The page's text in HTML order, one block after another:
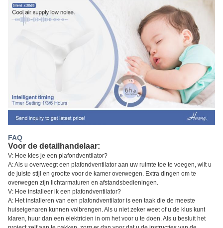
FAQ
Voor de detailhandelaar:
V: Hoe kies je een plafondventilator?
A: Als u overweegt een plafondventilator aan uw ruimte toe te voegen, wilt u
de juiste stijl en grootte voor de kamer overwegen. Extra dingen om te
overwegen zijn lichtarmaturen en afstandsbedieningen.
V: Hoe installeer ik een plafondventilator?
A: Het installeren van een plafondventilator is een taak die de meeste
huiseigenaren kunnen volbrengen. Als u niet zeker weet of u de klus kunt
klaren, huur dan een elektricien in om het voor u te doen. Als u besluit het